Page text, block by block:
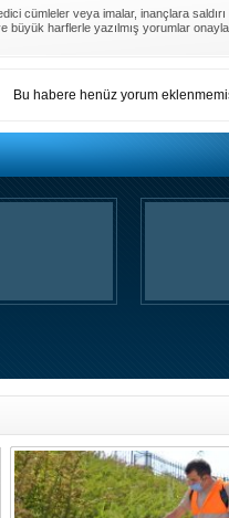
cümleler veya imalar, inançlara saldırı
büyük harflerle yazılmış yorumlar
Bu habere henüz yorum